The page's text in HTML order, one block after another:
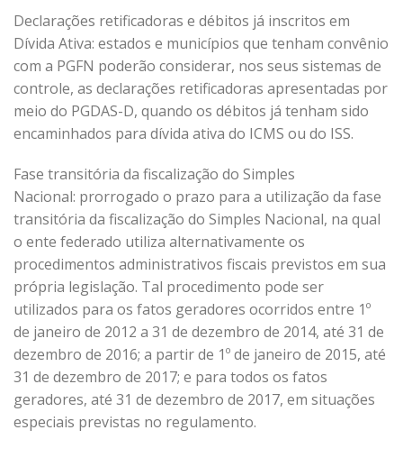
Declarações retificadoras e débitos já inscritos em
Dívida Ativa: estados e municípios que tenham convênio
com a PGFN poderão considerar, nos seus sistemas de
controle, as declarações retificadoras apresentadas por
meio do PGDAS-D, quando os débitos já tenham sido
encaminhados para dívida ativa do ICMS ou do ISS.
Fase transitória da fiscalização do Simples
Nacional: prorrogado o prazo para a utilização da fase
transitória da fiscalização do Simples Nacional, na qual
o ente federado utiliza alternativamente os
procedimentos administrativos fiscais previstos em sua
própria legislação. Tal procedimento pode ser
utilizados para os fatos geradores ocorridos entre 1º
de janeiro de 2012 a 31 de dezembro de 2014, até 31 de
dezembro de 2016; a partir de 1º de janeiro de 2015, até
31 de dezembro de 2017; e para todos os fatos
geradores, até 31 de dezembro de 2017, em situações
especiais previstas no regulamento.